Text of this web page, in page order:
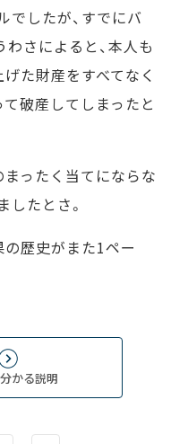
でしたが、すでにバ
さによると、本人も
た財産をすべてなく
破産してしまったと
ったく当てにならな
たとさ。
歴史がまた1ペー
かる説明